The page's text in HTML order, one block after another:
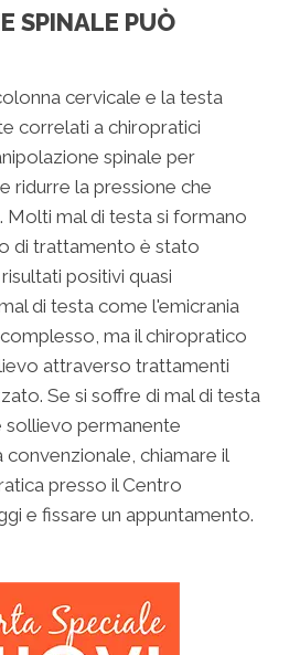
SPINALE PUÒ
cervicale e la testa
correlati a chiropratici
spinale per
ridurre la pressione che
Molti mal di testa si formano
di trattamento è stato
positivi quasi
di testa come l'emicrania
ma il chiropratico
attraverso trattamenti
Se si soffre di mal di testa
sollievo permanente
chiamare il
presso il Centro
e fissare un appuntamento.